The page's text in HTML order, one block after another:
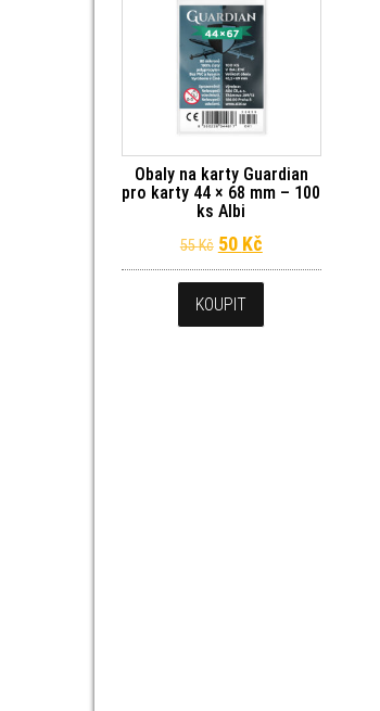
Obaly na karty Guardian
pro karty 44 × 68 mm – 100
ks Albi
55Kč Původní cena byla:
50 KčAktuální cena
KOUPIT